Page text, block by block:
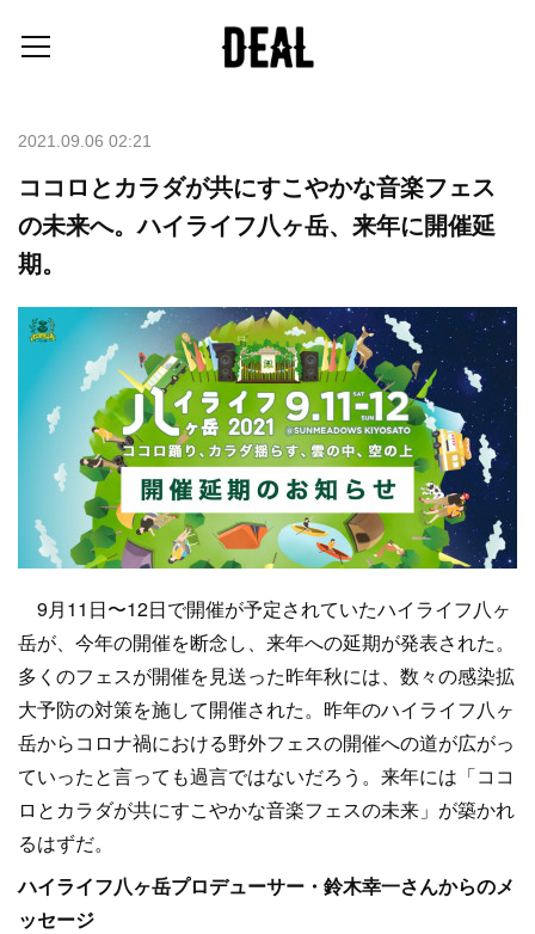
2021.09.06 02:21
ココロとカラダが共にすこやかな音楽フェス
の未来へ。ハイライフ八ヶ岳、来年に開催延
期。
9月11日〜12日で開催が予定されていたハイライフ八ヶ
岳が、今年の開催を断念し、来年への延期が発表された。
多くのフェスが開催を見送った昨年秋には、数々の感染拡
大予防の対策を施して開催された。昨年のハイライフ八ヶ
岳からコロナ禍における野外フェスの開催への道が広がっ
ていったと言っても過言ではないだろう。来年には「ココ
ロとカラダが共にすこやかな音楽フェスの未来」が築かれ
るはずだ。
ハイライフ八ヶ岳プロデューサー・鈴木幸一さんからのメ
ッセージ